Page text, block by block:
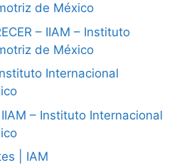
de México
– IIAM – Instituto
de México
Internacional
– Instituto Internacional
| IAM